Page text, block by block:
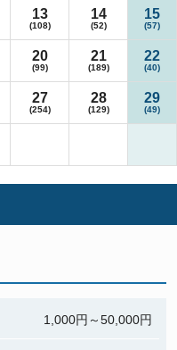
13 14 15
20 21 22
27 28 29
1,000円～50,000円